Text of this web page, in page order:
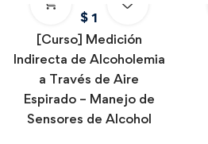
$ 1
[Curso] Medición
Indirecta de Alcoholemia
a Través de Aire
Espirado – Manejo de
Sensores de Alcohol